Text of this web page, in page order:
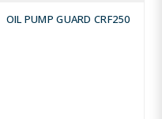
OIL PUMP GUARD CRF250